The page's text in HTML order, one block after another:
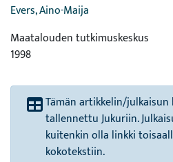
Evers, Aino-Maija
Maatalouden tutkimuskeskus
1998
Tämän artikkelin/
tallennettu Jukuriin.
kuitenkin olla linkki
kokotekstiin.